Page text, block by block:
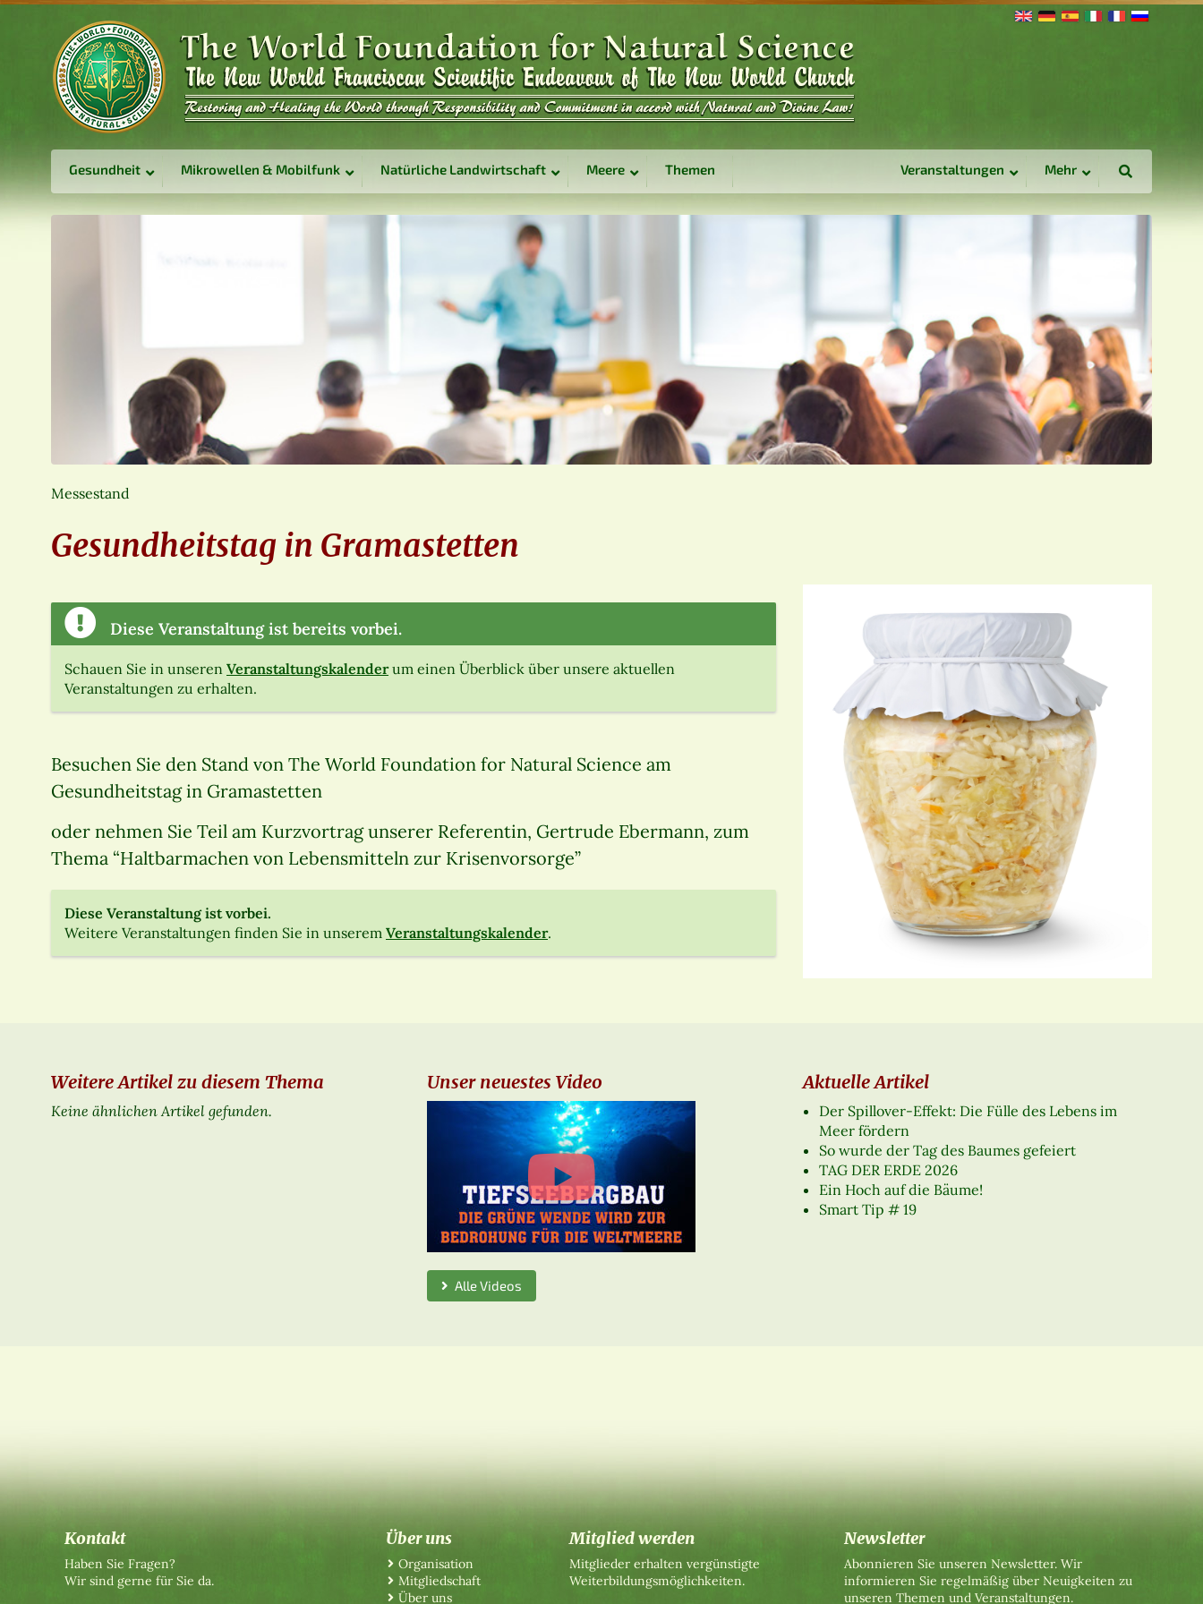
Gesundheit Mikrowellen & Mobilfunk Natürliche Landwirtschaft Meere Themen Veranstaltungen Mehr
Messestand
Gesundheitstag in Gramastetten
Diese Veranstaltung ist bereits vorbei.
Schauen Sie in unseren Veranstaltungskalenderum einen Überblick über unsere aktuellen
Veranstaltungen zu erhalten.
Besuchen Sie den Stand von The World Foundation for Natural Science am
Gesundheitstag in Gramastetten
oder nehmen Sie Teil am Kurzvortrag unserer Referentin, Gertrude Ebermann, zum
Thema “Haltbarmachen von Lebensmitteln zur Krisenvorsorge”
Diese Veranstaltung ist vorbei.
Weitere Veranstaltungen finden Sie in unserem Veranstaltungskalender.
Weitere Artikel zu diesem Thema
Keine ähnlichen Artikel gefunden.
Unser neuestes Video
Alle Videos
Aktuelle Artikel
Der Spillover-Effekt: Die Fülle des Lebens im
Meer fördern
So wurde der Tag des Baumes gefeiert
TAG DER ERDE 2026
Ein Hoch auf die Bäume!
Smart Tip # 19
Kontakt
Haben Sie Fragen?
Wir sind gerne für Sie da.
Über uns
Organisation
Mitgliedschaft
Über uns
Mitglied werden
Mitglieder erhalten vergünstigte
Weiterbildungsmöglichkeiten.
Newsletter
Abonnieren Sie unseren Newsletter. Wir
informieren Sie regelmäßig über Neuigkeiten zu
unseren Themen und Veranstaltungen.